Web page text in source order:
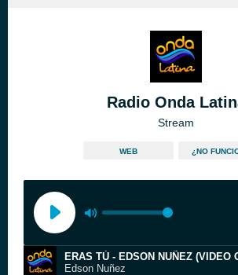
Radio Onda
Stream
WEB ¿NO
Edson Nuñez